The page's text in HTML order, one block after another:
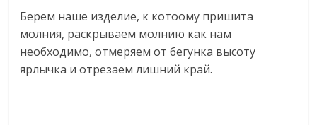
Берем наше изделие, к котоому пришита
молния, раскрываем молнию как нам
необходимо, отмеряем от бегунка высоту
ярлычка и отрезаем лишний край.